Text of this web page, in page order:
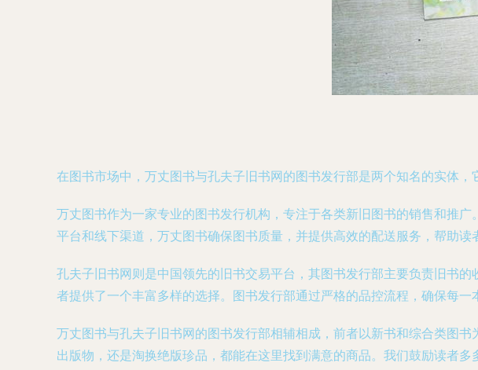
在图书市场中，万丈图书与孔夫子旧书网的图书发行部是两个知名的实体
万丈图书作为一家专业的图书发行机构，专注于各类新旧图书的销售和推
平台和线下渠道，万丈图书确保图书质量，并提供高效的配送服务，帮助读
孔夫子旧书网则是中国领先的旧书交易平台，其图书发行部主要负责旧书
者提供了一个丰富多样的选择。图书发行部通过严格的品控流程，确保每一
万丈图书与孔夫子旧书网的图书发行部相辅相成，前者以新书和综合类图
出版物，还是淘换绝版珍品，都能在这里找到满意的商品。我们鼓励读者多